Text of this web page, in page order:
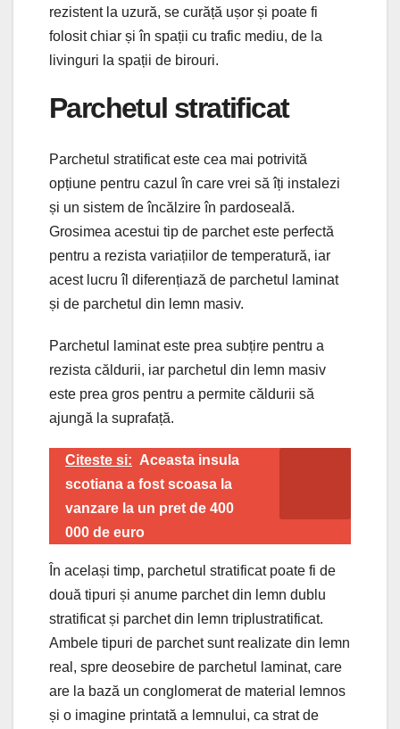
rezistent la uzură, se curăță ușor și poate fi
folosit chiar și în spații cu trafic mediu, de la
livinguri la spații de birouri.
Parchetul stratificat
Parchetul stratificat este cea mai potrivită
opțiune pentru cazul în care vrei să îți instalezi
și un sistem de încălzire în pardoseală.
Grosimea acestui tip de parchet este perfectă
pentru a rezista variațiilor de temperatură, iar
acest lucru îl diferențiază de parchetul laminat
și de parchetul din lemn masiv.
Parchetul laminat este prea subțire pentru a
rezista căldurii, iar parchetul din lemn masiv
este prea gros pentru a permite căldurii să
ajungă la suprafață.
Citeste si: Aceasta insula
scotiana a fost scoasa la
vanzare la un pret de 400
000 de euro
În același timp, parchetul stratificat poate fi de
două tipuri și anume parchet din lemn dublu
stratificat și parchet din lemn triplustratificat.
Ambele tipuri de parchet sunt realizate din lemn
real, spre deosebire de parchetul laminat, care
are la bază un conglomerat de material lemnos
și o imagine printată a lemnului, ca strat de